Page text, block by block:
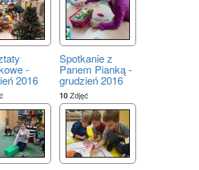
-
2016
Spotkanie z
Panem Pianką -
grudzień 2016
10 Zdjęć